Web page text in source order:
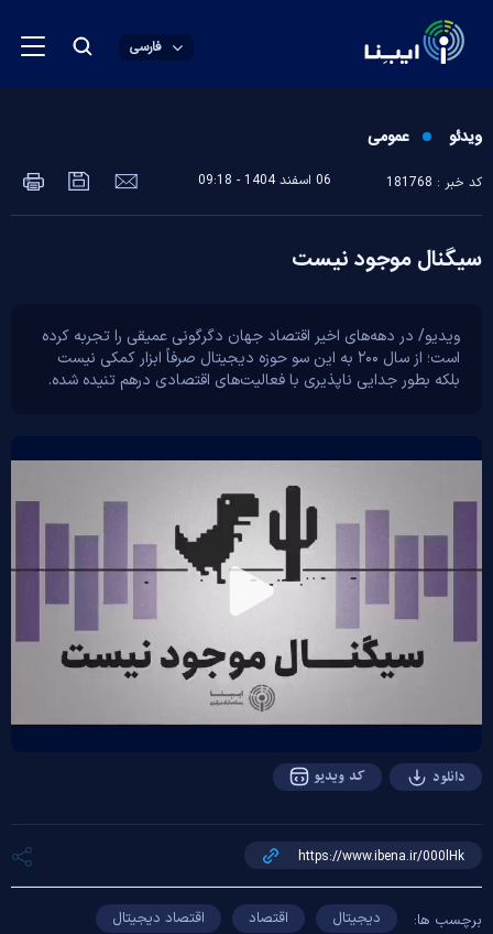
فارسی
ویدئو عمومی
کد خبر : 181768 06 اسفند 1404 - 09:18
سیگنال موجود نیست
ویدیو/ در دهه‌های اخیر اقتصاد جهان دگرگونی عمیقی را تجربه کرده
است؛ از سال ۲۰۰ به این سو حوزه دیجیتال صرفاً ابزار کمکی نیست
بلکه بطور جدایی ناپذیری با فعالیت‌های اقتصادی درهم تنیده شده.
Play
Video
دانلود کد ویدیو
برچسب ها: دیجیتال اقتصاد
اقتصاد دیجیتال